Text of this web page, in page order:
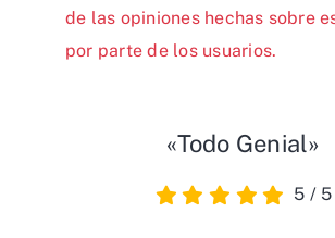
de las opiniones hechas sobre
por parte de los usuarios.
«Todo Genial»
5 / 5